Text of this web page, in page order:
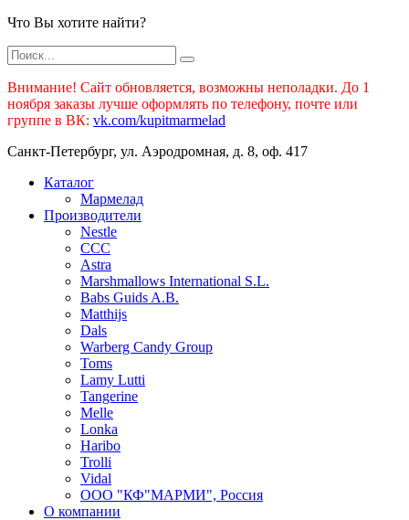
Что Вы хотите найти?
Внимание! Сайт обновляется, возможны неполадки. До 1
ноября заказы лучше оформлять по телефону, почте или
группе в ВК: vk.com/kupitmarmelad
Санкт-Петербург, ул. Аэродромная, д. 8, оф. 417
Каталог
Мармелад
Производители
Nestle
CCC
Astra
Marshmallows International S.L.
Babs Guids A.B.
Matthijs
Dals
Warberg Candy Group
Toms
Lamy Lutti
Tangerine
Melle
Lonka
Haribo
Trolli
Vidal
ООО "КФ"МАРМИ", Россия
О компании